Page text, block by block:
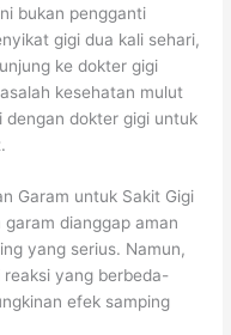
bukan pengganti
gigi dua kali sehari,
ke dokter gigi
kesehatan mulut
dengan dokter gigi untuk
Garam untuk Sakit Gigi
dianggap aman
yang serius. Namun,
reaksi yang berbeda-
efek samping